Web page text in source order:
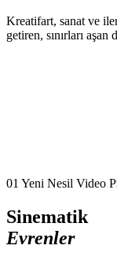
Kreatifart, sanat ve
getiren, sınırları
01 Yeni Nesil Video
Sinematik
Evrenler